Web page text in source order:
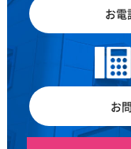
お電
お